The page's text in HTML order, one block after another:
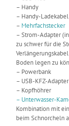
– Handy
– Handy-Ladekabel
– Mehrfachstecker
– Strom-Adapter
zu schwer für die
Boden legen zu
– Powerbank
– USB-KFZ-Adapter
– Kopfhöhrer
– Unterwasser-
Kombination mit
beim Schnorcheln